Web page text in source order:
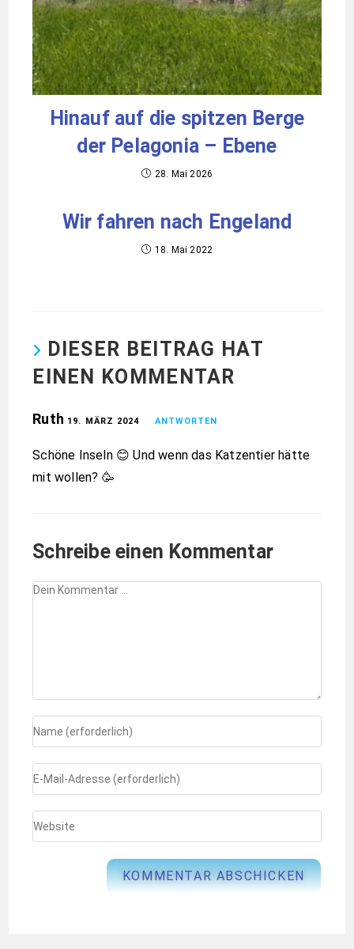
Hinauf auf die spitzen Berge
der Pelagonia – Ebene
28. Mai 2026
Wir fahren nach Engeland
18. Mai 2022
DIESER BEITRAG HAT
EINEN KOMMENTAR
Ruth 19. MÄRZ 2024 ANTWORTEN
Schöne Inseln 😊 Und wenn das Katzentier hätte
mit wollen? 🥳
Schreibe einen Kommentar